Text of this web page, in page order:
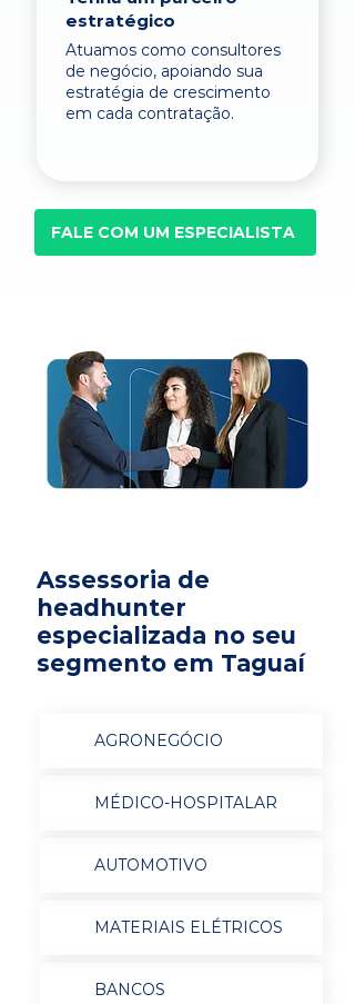
estratégico
Atuamos como consultores
de negócio, apoiando sua
estratégia de crescimento
em cada contratação.
FALE COM UM ESPECIALISTA
Assessoria de
headhunter
especializada no seu
segmento em Taguaí
AGRONEGÓCIO
MÉDICO-HOSPITALAR
AUTOMOTIVO
MATERIAIS ELÉTRICOS
BANCOS